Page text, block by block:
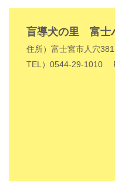
盲導犬の里 富士
住所）富士宮市人穴381
TEL）0544-29-1010